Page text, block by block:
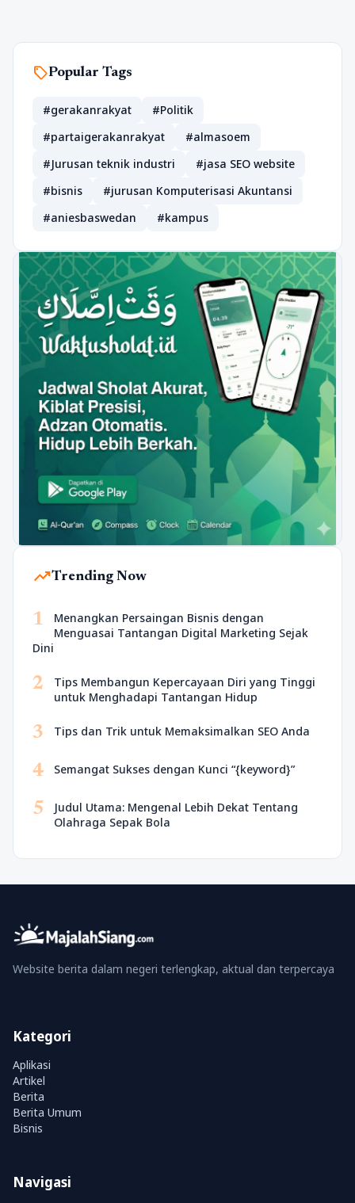
sellPopular Tags
#gerakanrakyat
#Politik
#partaigerakanrakyat
#almasoem
#Jurusan teknik industri
#jasa SEO website
#bisnis
#jurusan Komputerisasi Akuntansi
#aniesbaswedan
#kampus
trending_upTrending Now
1
Menangkan Persaingan Bisnis dengan
Menguasai Tantangan Digital Marketing Sejak
Dini
2
Tips Membangun Kepercayaan Diri yang Tinggi
untuk Menghadapi Tantangan Hidup
3 Tips dan Trik untuk Memaksimalkan SEO Anda
4 Semangat Sukses dengan Kunci “{keyword}”
5
Judul Utama: Mengenal Lebih Dekat Tentang
Olahraga Sepak Bola
Website berita dalam negeri terlengkap, aktual dan terpercaya
Kategori
Aplikasi
Artikel
Berita
Berita Umum
Bisnis
Navigasi